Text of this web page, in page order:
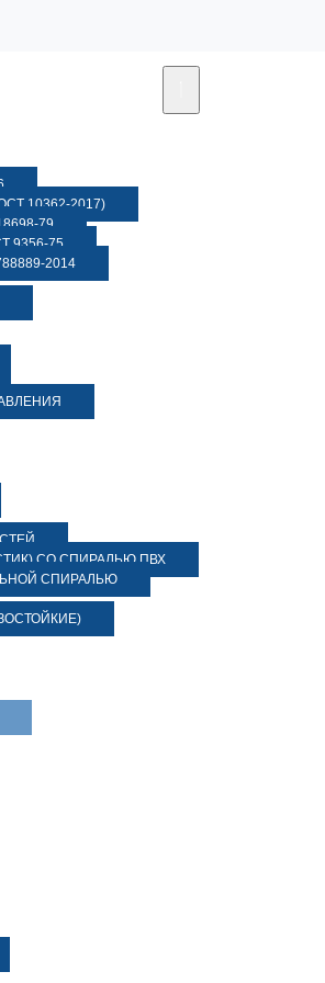
10362-2017)
79
9356-75
2014
СО СПИРАЛЬЮ ПВХ
СПИРАЛЬЮ